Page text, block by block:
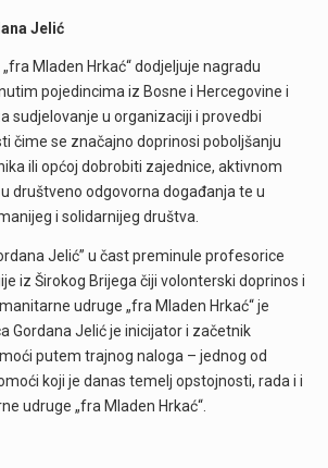
Jelić
Mladen Hrkać“ dodjeljuje nagradu
pojedincima iz Bosne i Hercegovine i
sudjelovanje u organizaciji i provedbi
čime se značajno doprinosi poboljšanju
ili općoj dobrobiti zajednice, aktivnom
društveno odgovorna događanja te u
i solidarnijeg društva.
Jelić” u čast preminule profesorice
iz Širokog Brijega čiji volonterski doprinos i
udruge „fra Mladen Hrkać“ je
Gordana Jelić je inicijator i začetnik
putem trajnog naloga – jednog od
koji je danas temelj opstojnosti, rada i i
udruge „fra Mladen Hrkać“.